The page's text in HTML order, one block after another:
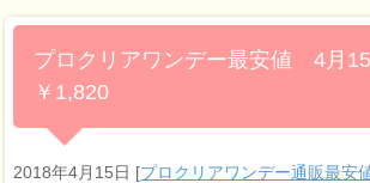
プロクリアワンデー最安値 4月15
￥1,820
2018年4月15日 [プロクリアワンデー通販最安